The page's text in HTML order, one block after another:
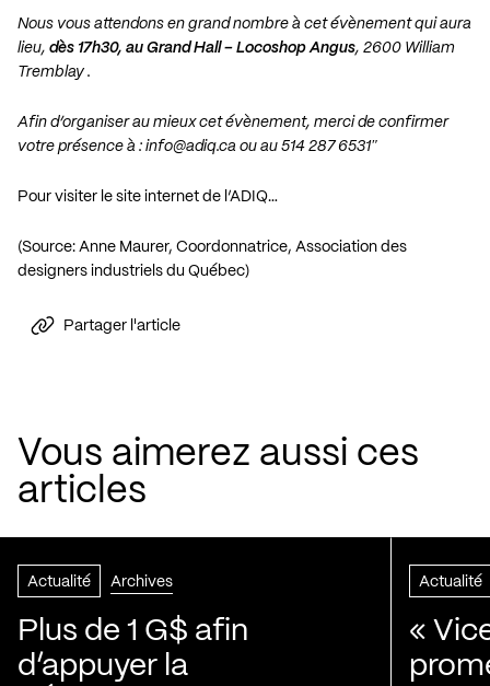
Nous vous attendons en grand nombre à cet évènement qui aura
lieu, dès 17h30, au Grand Hall – Locoshop Angus, 2600 William
Tremblay .
Afin d’organiser au mieux cet évènement, merci de confirmer
votre présence à : info@adiq.ca ou au 514 287 6531″
Pour visiter le site internet de l’ADIQ…
(Source: Anne Maurer, Coordonnatrice, Association des
designers industriels du Québec)
Partager l'article
Vous aimerez aussi ces
articles
Actualité Archives
Plus de 1 G$ afin
d’appuyer la
Actualité
«